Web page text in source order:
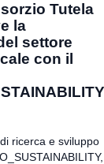
Tutela
la
settore
con il
ricerca e sviluppo